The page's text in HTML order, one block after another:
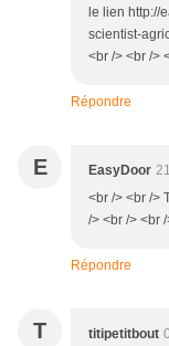
le lien http://
scientist-
<br /> <br />
Répondre
E EasyDoor
<br /> <br />
/> <br /> <br
Répondre
T titipetitbout